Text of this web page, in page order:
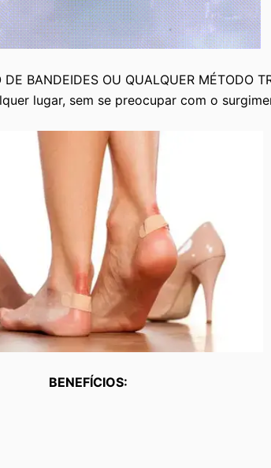
BANDEIDES OU QUALQUER MÉTODO
lugar, sem se preocupar com o
BENEFÍCIOS: